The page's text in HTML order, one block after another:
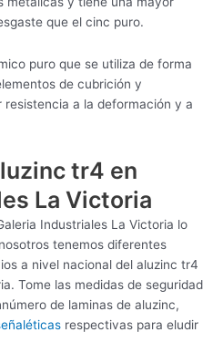
que el cinc puro.
puro que se utiliza de forma
de cubrición y
a la deformación y a
tr4 en
La Victoria
Industriales La Victoria lo
tenemos diferentes
a nivel nacional del aluzinc tr4
Tome las medidas de seguridad
de laminas de aluzinc,
respectivas para eludir